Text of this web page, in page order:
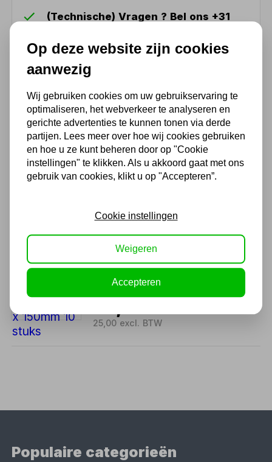
(Technische) Vragen ? Bel ons +31
1.500 m2 winkel in Rijssen !
Twents familiebedrijf sinds 1992 !
Ook handig
Wolfraam Elektroden WP 1,6
x 150mm 10 stuks
Niet uit voorraad leverbaar
Wolfraam Elektroden WLa15
Goldstar 1,6 x 150mm 10
Niet uit voorraad leverbaar
25,00 excl. BTW
Populaire categorieën
Op deze website zijn cookies
aanwezig
Wij gebruiken cookies om uw gebruikservaring te
optimaliseren, het webverkeer te analyseren en
gerichte advertenties te kunnen tonen via derde
partijen. Lees meer over hoe wij cookies gebruiken
en hoe u ze kunt beheren door op "Cookie
instellingen" te klikken. Als u akkoord gaat met ons
gebruik van cookies, klikt u op "Accepteren”.
Cookie instellingen
Weigeren
Accepteren